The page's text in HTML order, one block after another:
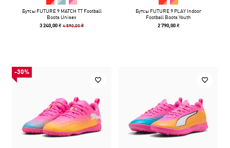
Бутсы FUTURE 9 MATCH TT Football
Boots Unisex
3 240,00 ₴4 590,00 ₴
Бутсы FUTURE 9 PLAY Indoor
Football Boots Youth
2 790,00 ₴
-30%